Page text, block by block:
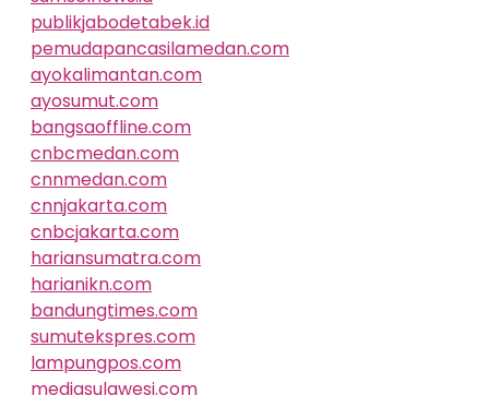
publikjabodetabek.id
pemudapancasilamedan.com
ayokalimantan.com
ayosumut.com
bangsaoffline.com
cnbcmedan.com
cnnmedan.com
cnnjakarta.com
cnbcjakarta.com
hariansumatra.com
harianikn.com
bandungtimes.com
sumutekspres.com
lampungpos.com
mediasulawesi.com